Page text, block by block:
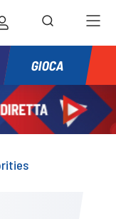
GIOCA